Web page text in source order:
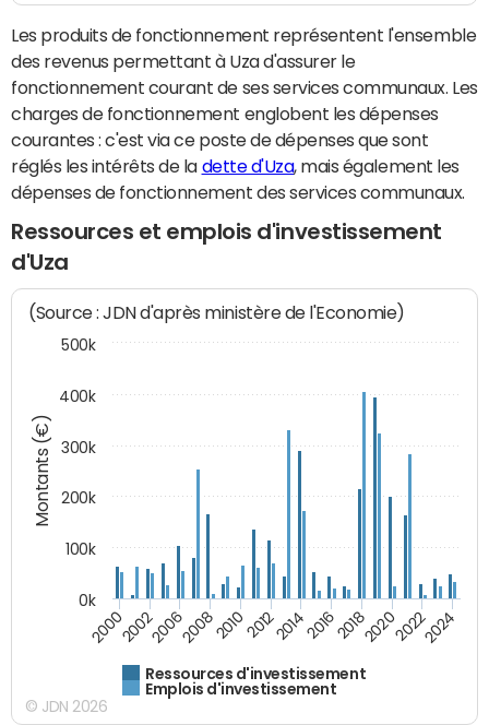
Les produits de fonctionnement représentent l'ensemble
des revenus permettant à Uza d'assurer le
fonctionnement courant de ses services communaux. Les
charges de fonctionnement englobent les dépenses
courantes : c'est via ce poste de dépenses que sont
réglés les intérêts de la dette d'Uza, mais également les
dépenses de fonctionnement des services communaux.
Ressources et emplois d'investissement
d'Uza
Montants (€)
(Source : JDN d'après ministère de l'Economie)
Ressources d'investissement
Emplois d'investissement
200020022006200820102012201420162018202020222024
0k
100k
200k
300k
400k
500k
© JDN 2026